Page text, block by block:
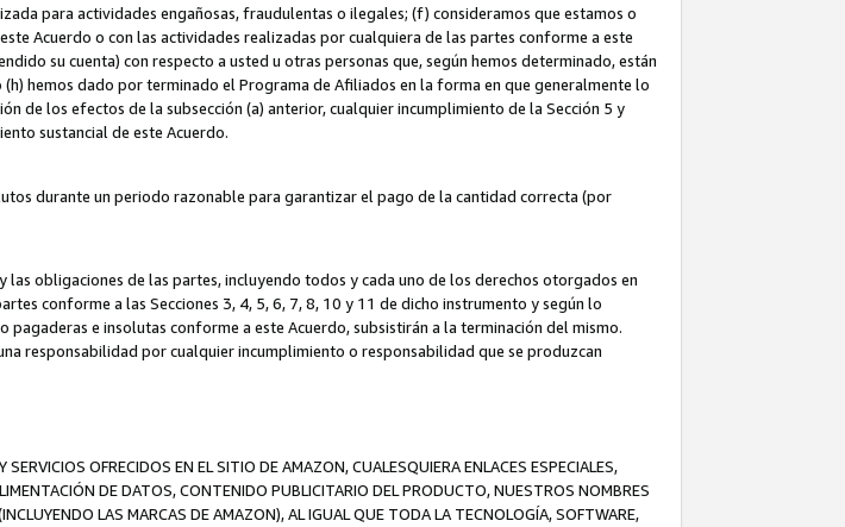
para actividades engañosas, fraudulentas o ilegales; (f) consideramos que estamos o
Acuerdo o con las actividades realizadas por cualquiera de las partes conforme a este
su cuenta) con respecto a usted u otras personas que, según hemos determinado, están
hemos dado por terminado el Programa de Afiliados en la forma en que generalmente lo
de los efectos de la subsección (a) anterior, cualquier incumplimiento de la Sección 5 y
sustancial de este Acuerdo.
durante un periodo razonable para garantizar el pago de la cantidad correcta (por
obligaciones de las partes, incluyendo todos y cada uno de los derechos otorgados en
conforme a las Secciones 3, 4, 5, 6, 7, 8, 10 y 11 de dicho instrumento y según lo
e insolutas conforme a este Acuerdo, subsistirán a la terminación del mismo.
responsabilidad por cualquier incumplimiento o responsabilidad que se produzcan
OFRECIDOS EN EL SITIO DE AMAZON, CUALESQUIERA ENLACES ESPECIALES,
DE DATOS, CONTENIDO PUBLICITARIO DEL PRODUCTO, NUESTROS NOMBRES
LAS MARCAS DE AMAZON), AL IGUAL QUE TODA LA TECNOLOGÍA, SOFTWARE,